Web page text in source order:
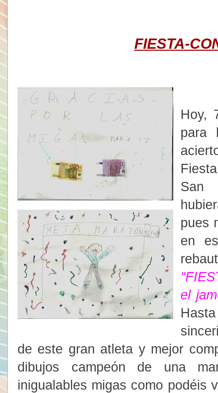
FIESTA-
Hoy,
para
San
pues
en
"
el
de este gran atleta y mejor
dibujos campeón de una
inigualables migas como podéis